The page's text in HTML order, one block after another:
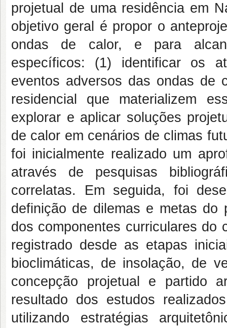
projetual de uma residência em
objetivo geral é propor o
ondas de calor, e para
específicos: (1) identificar os
eventos adversos das ondas de
residencial que materializem
explorar e aplicar soluções
de calor em cenários de climas
foi inicialmente realizado um
através de pesquisas
correlatas. Em seguida, foi
definição de dilemas e metas
dos componentes curriculares do
registrado desde as etapas
bioclimáticas, de insolação, de
concepção projetual e partido
resultado dos estudos
utilizando estratégias